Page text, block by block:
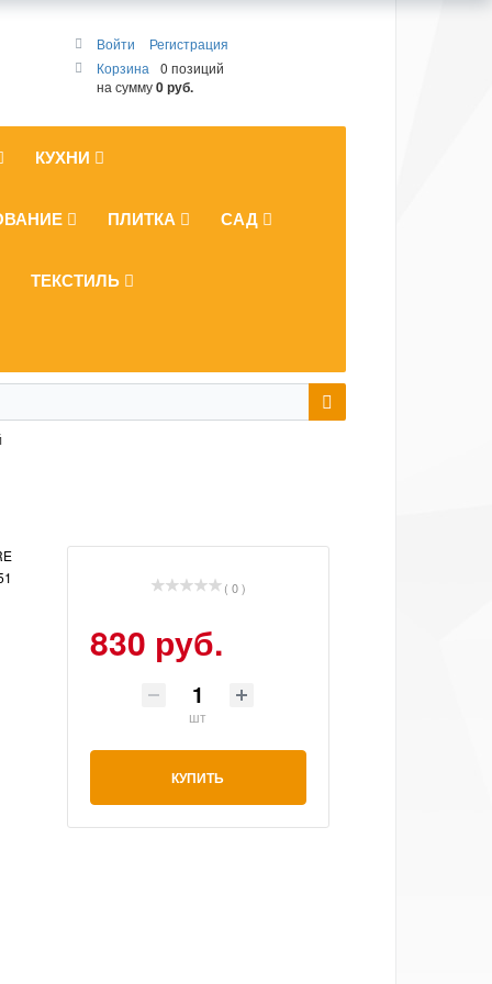
Войти
Регистрация
Корзина
0 позиций
на сумму0 руб.
КУХНИ
ПЛИТКА САД
ТЕКСТИЛЬ
( 0 )
830 руб.
шт
КУПИТЬ